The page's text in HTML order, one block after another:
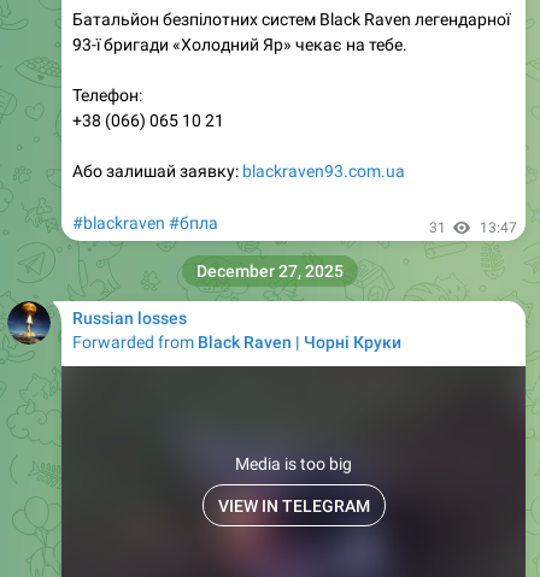
Батальйон безпілотних систем Black Raven легендарної
93-ї бригади «Холодний Яр» чекає на тебе.
Телефон:
+38 (066) 065 10 21
Або залишай заявку: blackraven93.com.ua
#blackraven #бпла 31 13:47
Russian losses
Forwarded from Black Raven | Чорні Круки
Media is too big
VIEW IN TELEGRAM
December 27, 2025